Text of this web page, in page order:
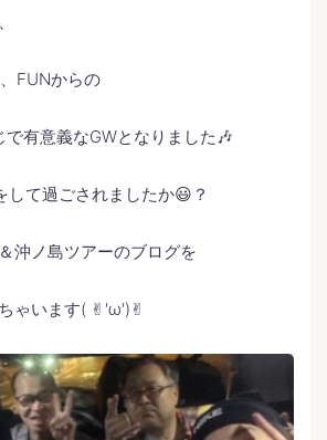
FUNからの
で有意義なGWとなりました🎶
して過ごされましたか😃？
沖ノ島ツアーのブログを
ゃいます( ✌︎'ω')✌︎